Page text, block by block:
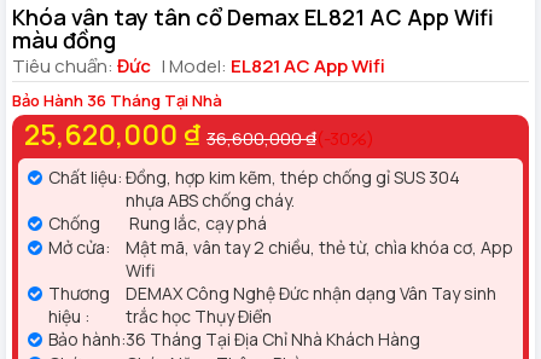
Khóa vân tay tân cổ Demax EL821 AC App Wifi
màu đồng
Tiêu chuẩn: Đức | Model: EL821 AC App Wifi
Bảo Hành 36 Tháng Tại Nhà
25,620,000 ₫ 36,600,000 ₫(-30%)
Chất liệu: Đồng, hợp kim kẽm, thép chống gỉ SUS 304
nhựa ABS chống cháy.
Chống
Rung lắc, cạy phá
Mở cửa:
Mật mã, vân tay 2 chiều, thẻ từ, chìa khóa cơ, App
Wifi
Thương
hiệu :
DEMAX Công Nghệ Đức nhận dạng Vân Tay sinh
trắc học Thụy Điển
Bảo hành:36 Tháng Tại Địa Chỉ Nhà Khách Hàng